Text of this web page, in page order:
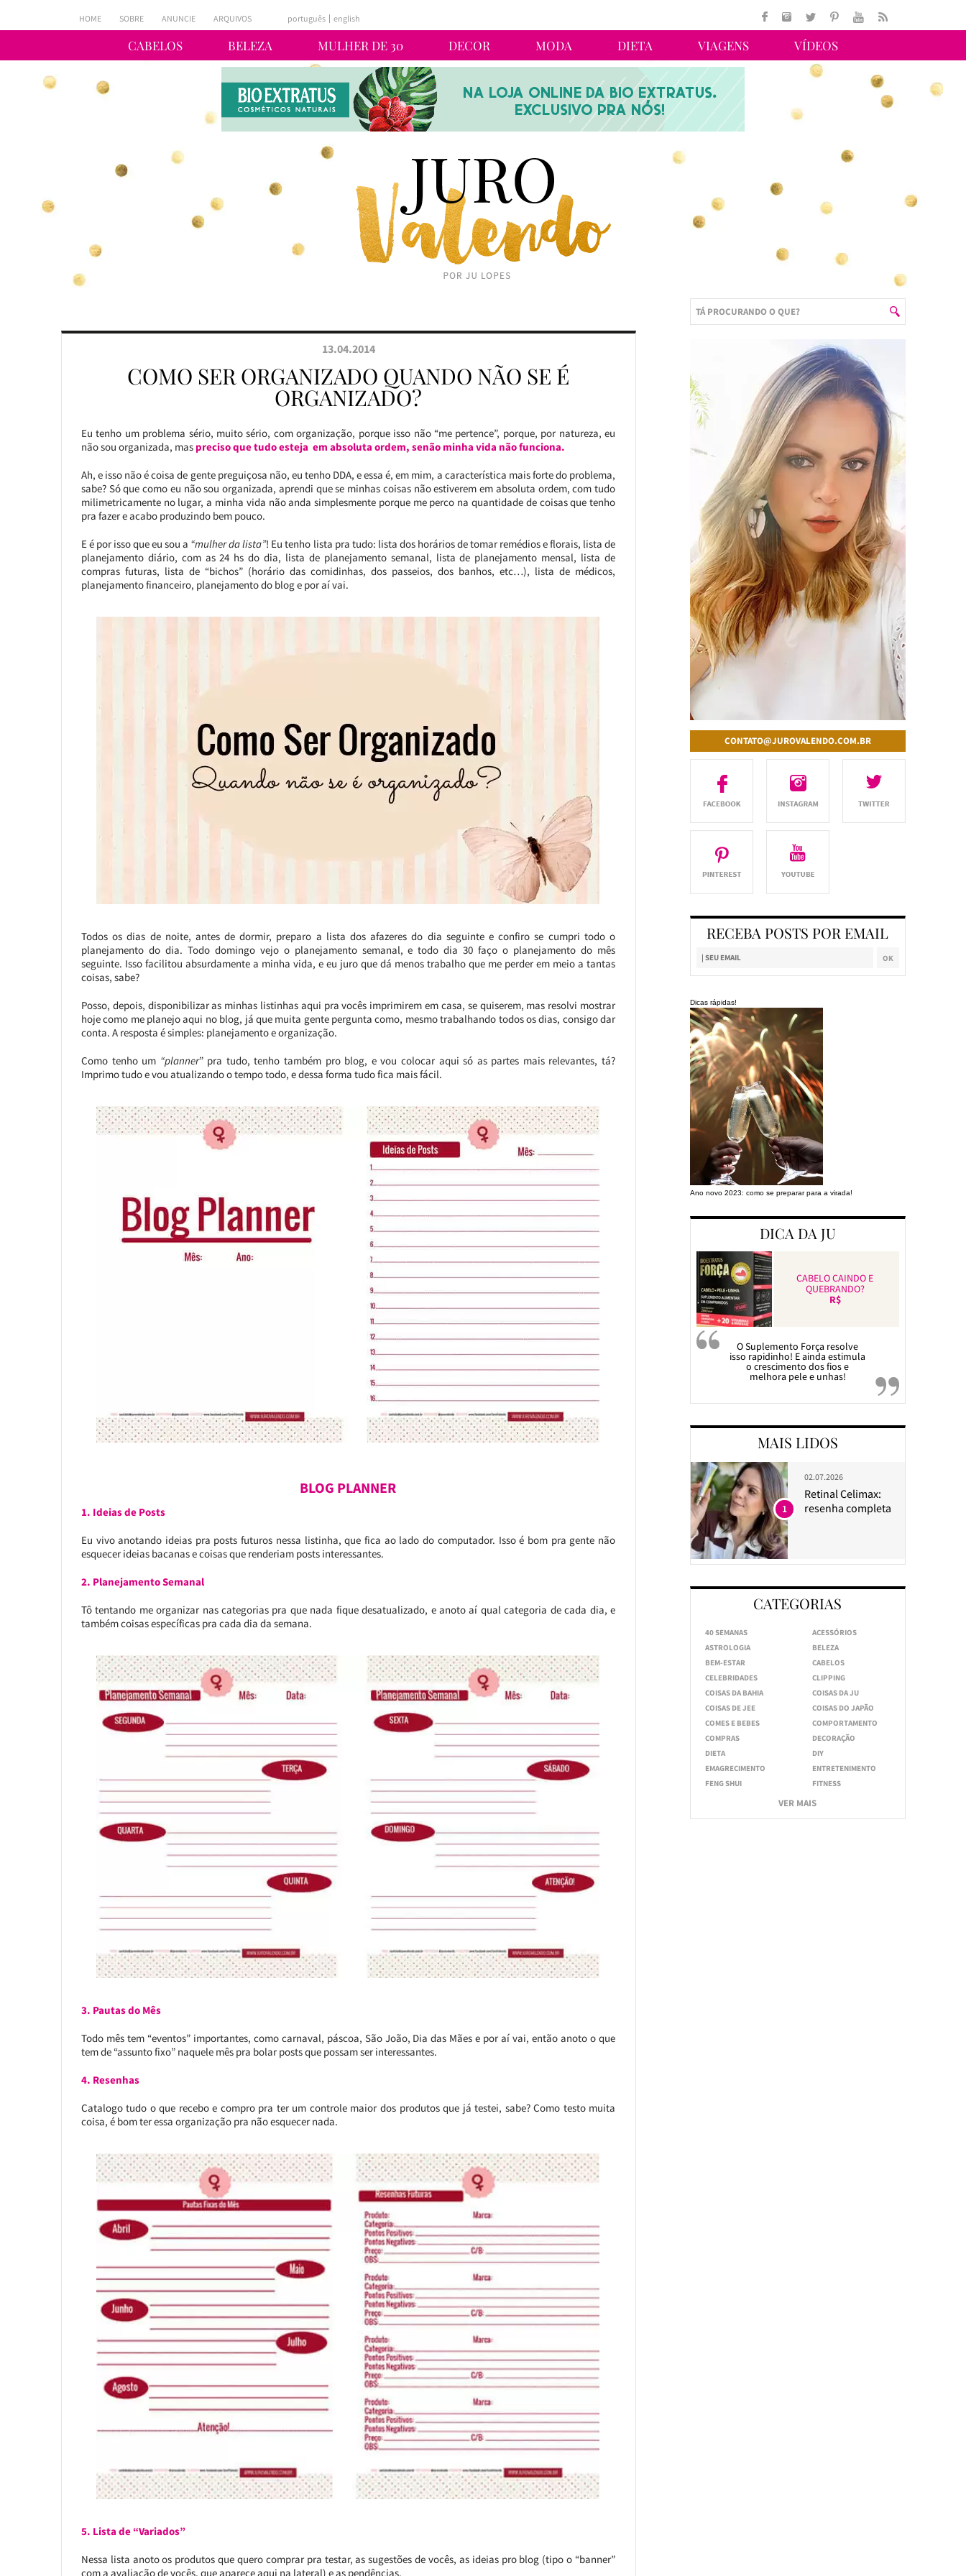
CABELOS BELEZA MULHER DE 30 DECOR MODA DIETA VIAGENS VÍDEOS
HOME SOBRE ANUNCIE ARQUIVOS português english
13.04.2014
COMO SER ORGANIZADO QUANDO NÃO SE É
ORGANIZADO?
Eu tenho um problema sério, muito sério, com organização, porque isso não “me pertence”, porque, por natureza, eu
não sou organizada, mas preciso que tudo esteja em absoluta ordem, senão minha vida não funciona.
Ah, e isso não é coisa de gente preguiçosa não, eu tenho DDA, e essa é, em mim, a característica mais forte do problema,
sabe? Só que como eu não sou organizada, aprendi que se minhas coisas não estiverem em absoluta ordem, com tudo
milimetricamente no lugar, a minha vida não anda simplesmente porque me perco na quantidade de coisas que tenho
pra fazer e acabo produzindo bem pouco.
E é por isso que eu sou a “mulher da lista”! Eu tenho lista pra tudo: lista dos horários de tomar remédios e florais, lista de
planejamento diário, com as 24 hs do dia, lista de planejamento semanal, lista de planejamento mensal, lista de
compras futuras, lista de “bichos” (horário das comidinhas, dos passeios, dos banhos, etc…), lista de médicos,
planejamento financeiro, planejamento do blog e por aí vai.
Todos os dias de noite, antes de dormir, preparo a lista dos afazeres do dia seguinte e confiro se cumpri todo o
planejamento do dia. Todo domingo vejo o planejamento semanal, e todo dia 30 faço o planejamento do mês
seguinte. Isso facilitou absurdamente a minha vida, e eu juro que dá menos trabalho que me perder em meio a tantas
coisas, sabe?
Posso, depois, disponibilizar as minhas listinhas aqui pra vocês imprimirem em casa, se quiserem, mas resolvi mostrar
hoje como me planejo aqui no blog, já que muita gente pergunta como, mesmo trabalhando todos os dias, consigo dar
conta. A resposta é simples: planejamento e organização.
Como tenho um “planner” pra tudo, tenho também pro blog, e vou colocar aqui só as partes mais relevantes, tá?
Imprimo tudo e vou atualizando o tempo todo, e dessa forma tudo fica mais fácil.
BLOG PLANNER
1. Ideias de Posts
Eu vivo anotando ideias pra posts futuros nessa listinha, que fica ao lado do computador. Isso é bom pra gente não
esquecer ideias bacanas e coisas que renderiam posts interessantes.
2. Planejamento Semanal
Tô tentando me organizar nas categorias pra que nada fique desatualizado, e anoto aí qual categoria de cada dia, e
também coisas específicas pra cada dia da semana.
3. Pautas do Mês
Todo mês tem “eventos” importantes, como carnaval, páscoa, São João, Dia das Mães e por aí vai, então anoto o que
tem de “assunto fixo” naquele mês pra bolar posts que possam ser interessantes.
4. Resenhas
Catalogo tudo o que recebo e compro pra ter um controle maior dos produtos que já testei, sabe? Como testo muita
coisa, é bom ter essa organização pra não esquecer nada.
5. Lista de “Variados”
Nessa lista anoto os produtos que quero comprar pra testar, as sugestões de vocês, as ideias pro blog (tipo o “banner”
com a avaliação de vocês, que aparece aqui na lateral) e as pendências.
CONTATO@JUROVALENDO.COM.BR
RECEBA POSTS POR EMAIL
Dicas rápidas!
Ano novo 2023: como se preparar para a virada!
DICA DA JU
CABELO CAINDO E
QUEBRANDO?
R$
O Suplemento Força resolve
isso rapidinho! E ainda estimula
o crescimento dos fios e
melhora pele e unhas!
MAIS LIDOS
02.07.2026
Retinal Celimax:
resenha completa
1
CATEGORIAS
40 SEMANAS
ACESSÓRIOS
ASTROLOGIA
BELEZA
BEM-ESTAR
CABELOS
CELEBRIDADES
CLIPPING
COISAS DA BAHIA
COISAS DA JU
COISAS DE JEE
COISAS DO JAPÃO
COMES E BEBES
COMPORTAMENTO
COMPRAS
DECORAÇÃO
DIETA
DIY
EMAGRECIMENTO
ENTRETENIMENTO
FENG SHUI
FITNESS
VER MAIS